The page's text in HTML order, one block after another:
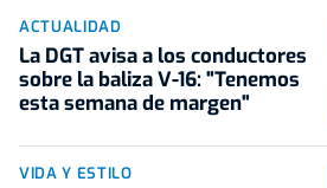
ACTUALIDAD
La DGT avisa a los conductores
sobre la baliza V-16: "Tenemos
esta semana de margen"
VIDA Y ESTILO